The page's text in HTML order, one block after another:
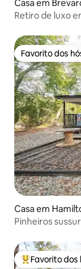
Casa em
Retiro de luxo
Favorito dos
Favorito dos
Casa em
Pinheiros
Favoritos dos
Favorito dos